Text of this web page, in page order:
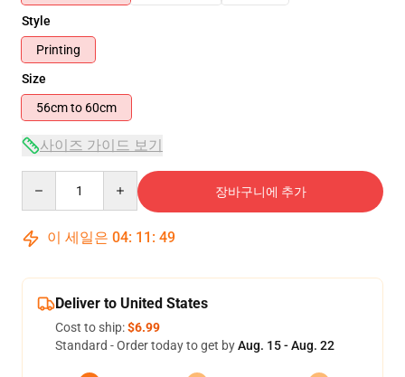
Style
Printing
Size
56cm to 60cm
사이즈 가이드 보기
장바구니에 추가
이 세일은 04: 11 : 48
Deliver to United States
Cost to ship:$6.99
Standard - Order today to get byAug. 15 - Aug. 22